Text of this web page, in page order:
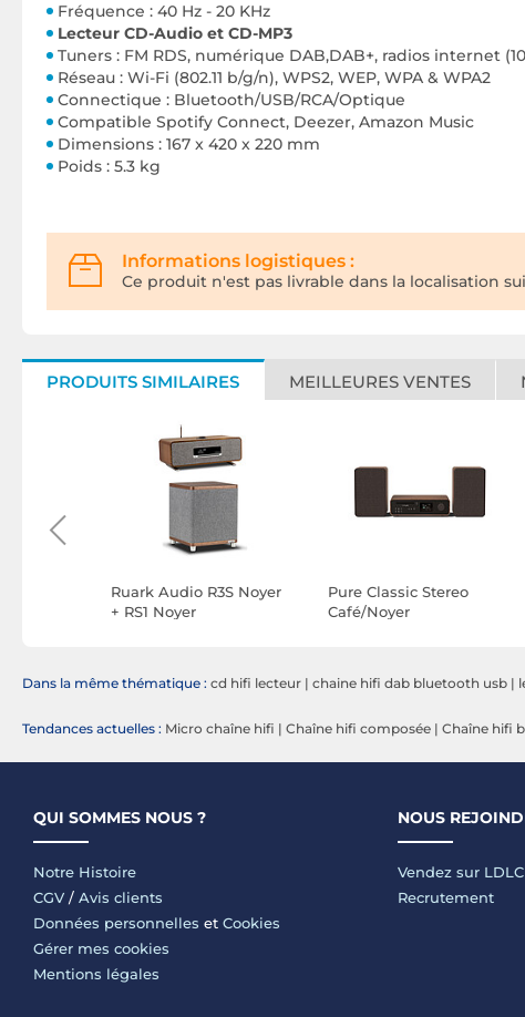
Fréquence : 40 Hz - 20 KHz
Lecteur CD-Audio et CD-MP3
Tuners : FM RDS, numérique DAB,DAB+, radios internet
Réseau : Wi-Fi (802.11 b/g/n), WPS2, WEP, WPA & WPA2
Connectique : Bluetooth/USB/RCA/Optique
Compatible Spotify Connect, Deezer, Amazon Music
Dimensions : 167 x 420 x 220 mm
Poids : 5.3 kg
Informations logistiques :
Ce produit n'est pas livrable dans la localisation
PRODUITS SIMILAIRES MEILLEURES VENTES
Ruark Audio R3S Noyer
+ RS1 Noyer
Pure Classic Stereo
Café/Noyer
Dans la même thématique : cd hifi lecteur | chaine hifi dab bluetooth usb |
Tendances actuelles : Micro chaîne hifi | Chaîne hifi composée | Chaîne hifi
QUI SOMMES NOUS ?
Notre Histoire
CGV / Avis clients
Données personnelles et Cookies
Gérer mes cookies
Mentions légales
NOUS
Vendez sur LDLC
Recrutement